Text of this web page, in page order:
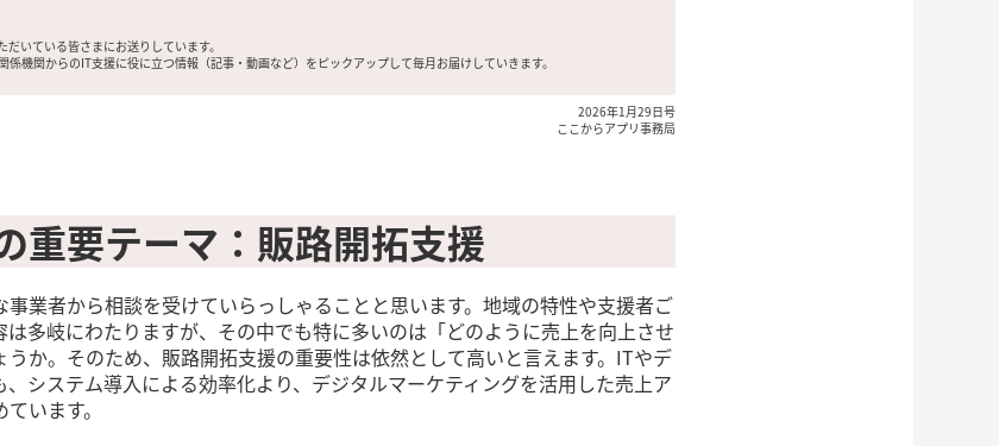
いている皆さまにお送りしています。
機関からのIT支援に役に立つ情報（記事・動画など）をピックアップして毎月お届けしていきます。
2026年1月29日号
ここからアプリ事務局
重要テーマ：販路開拓支援
業者から相談を受けていらっしゃることと思います。地域の特性や支援者ご
多岐にわたりますが、その中でも特に多いのは「どのように売上を向上させ
か。そのため、販路開拓支援の重要性は依然として高いと言えます。ITやデ
システム導入による効率化より、デジタルマーケティングを活用した売上ア
います。